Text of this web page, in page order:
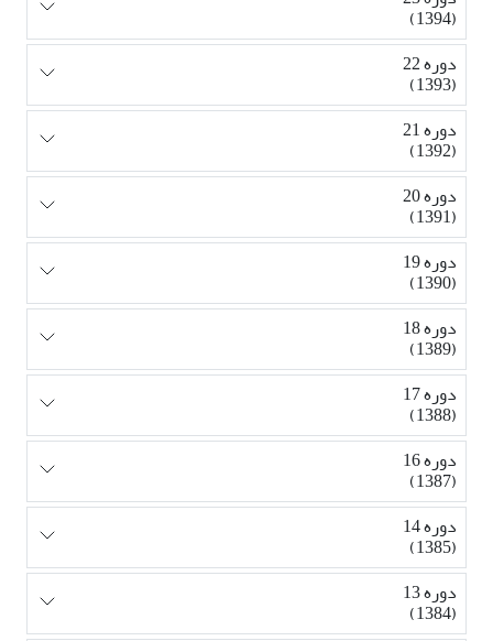
(1394)
دوره 22
(1393)
دوره 21
(1392)
دوره 20
(1391)
دوره 19
(1390)
دوره 18
(1389)
دوره 17
(1388)
دوره 16
(1387)
دوره 14
(1385)
دوره 13
(1384)